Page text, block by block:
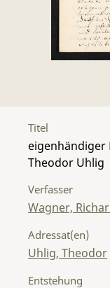
Titel
eigenhändiger
Theodor Uhlig
Verfasser
Wagner,
Adressat(en)
Uhlig, Theodor
Entstehung